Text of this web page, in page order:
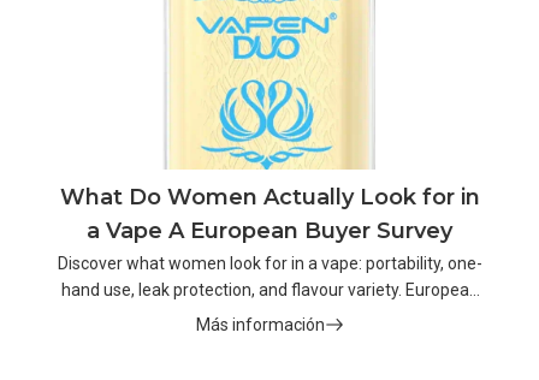
What Do Women Actually Look for in
a Vape A European Buyer Survey
Discover what women look for in a vape: portability, one-
hand use, leak protection, and flavour variety. European
buyer survey insights.
Más información